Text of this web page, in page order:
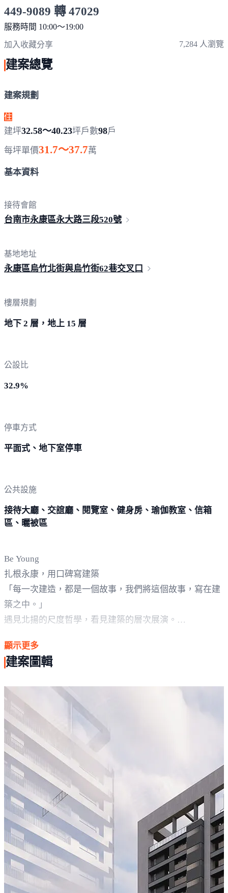
449-9089 轉 47029
服務時間 10:00～19:00
加入收藏分享 7,284 人瀏覽
建案總覽
建案規劃
住
建坪32.58～40.23坪戶數98戶
每坪單價31.7～37.7萬
基本資料
接待會館
台南市永康區永大路三段520號
基地地址
永康區烏竹北街與烏竹街62巷交叉口
樓層規劃
地下 2 層，地上 15 層
公設比
32.9%
停車方式
平面式、地下室停車
公共設施
接待大廳、交誼廳、閱覽室、健身房、瑜伽教室、信箱
區、曬被區
Be Young
扎根永康，用口碑寫建築
「每一次建造，都是一個故事，我們將這個故事，寫在建
築之中。」
遇見北揚的尺度哲學，看見建築的層次展演。
框架透過層次感的線性切割，讓建築立面顯得輕盈立體
書寫雅意悠長的建築美學禮讚。
讓回家的路上少了點侷限。開闊基地棟距，
延伸了空間視野，寬敞車道規劃，迎接主人從容回家。
【看不見的地方，也做到最好】
北揚始終堅持，在工法與選材上絕不馬虎，
即使需要花費較多的工時與成本，
也要帶給客戶最舒適的居住生活體驗。
《睦里白3》2-3房．戶戶平車
讓「實而不華」的美學，成就生活的美好。
顯示更多
建案圖輯